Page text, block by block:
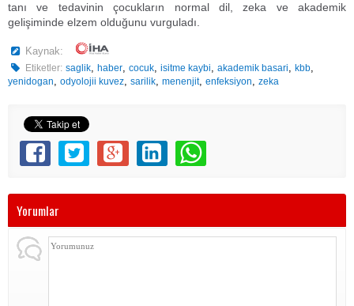
tanı ve tedavinin çocukların normal dil, zeka ve akademik
gelişiminde elzem olduğunu vurguladı.
Kaynak:
Etiketler: saglik,haber,cocuk,isitme kaybi,akademik basari,kbb,
yenidogan, odyolojii kuvez, sarilik, menenjit, enfeksiyon, zeka
Yorumlar